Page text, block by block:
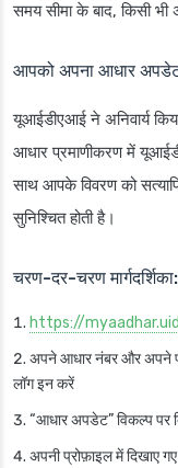
समय सीमा के बाद, किसी
आपको अपना आधार अपडेट
यूआईडीएआई ने अनिवार्य
आधार प्रमाणीकरण में
साथ आपके विवरण को
सुनिश्चित होती है।
चरण-दर-चरण
https://
अपने आधार नंबर और अपने
लॉग इन करें
“आधार अपडेट” विकल्प पर
अपनी प्रोफ़ाइल में दिखाए